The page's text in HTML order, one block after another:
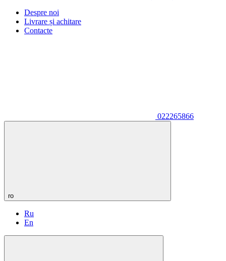
Despre noi
Livrare și achitare
Contacte
022265866
ro
Ru
En